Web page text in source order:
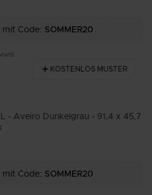
mit Code: SOMMER20
KOSTENLOS MUSTER
- Aveiro Dunkelgrau - 91,4 x 45,7
mit Code: SOMMER20